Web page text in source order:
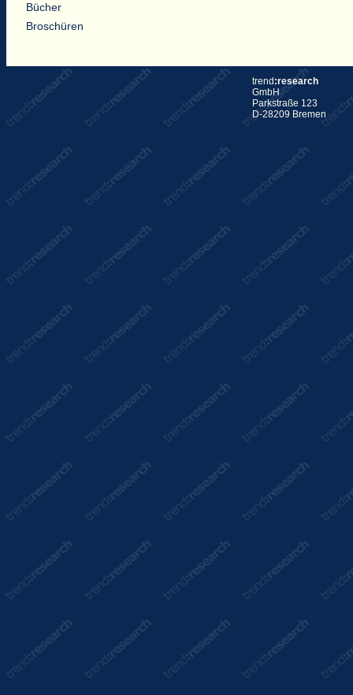
Bücher
Broschüren
trend :research
GmbH
Parkstraße 123
D-28209 Bremen